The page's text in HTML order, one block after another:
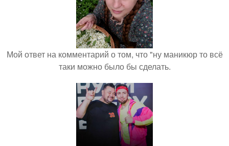
Мой ответ на комментарий о том, что "ну маникюр то всё
таки можно было бы сделать.